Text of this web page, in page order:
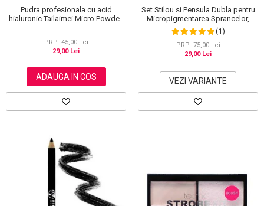
Pudra profesionala cu acid
hialuronic Tailaimei Micro Powder,
PRP: 45,00 Lei
29,00 Lei
ADAUGA IN COS
Set Stilou si Pensula Dubla pentru
Micropigmentarea Sprancelor,
Efect Natural de Microblading,
Aspect de Sprancene Pline
(1)
PRP: 75,00 Lei
29,00 Lei
VEZI VARIANTE